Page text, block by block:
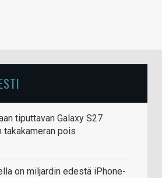
tiputtavan Galaxy S27
takakameran pois
on miljardin edestä iPhone-